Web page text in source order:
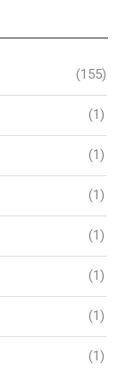
(155)
(1)
(1)
(1)
(1)
(1)
(1)
(1)